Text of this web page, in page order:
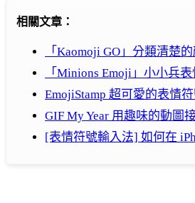
相關文章：
「Kaomoji GO」分類清楚
「Minions Emoji」小小兵
EmojiStamp 超可愛的表情
GIF My Year 用趣味的動圖
[表情符號輸入法] 如何在